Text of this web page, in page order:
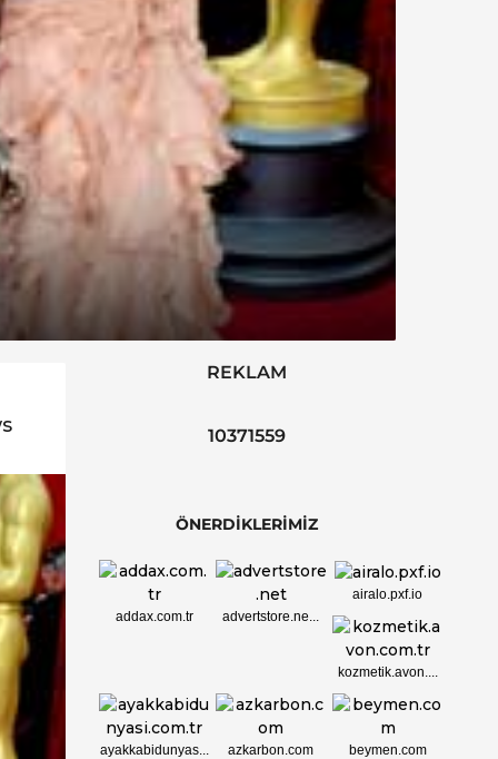
REKLAM
10371559
ÖNERDİKLERİMİZ
addax.com.tr advertstore.ne...
airalo.pxf.io
kozmetik.avon....
ayakkabidunyas... azkarbon.com beymen.com